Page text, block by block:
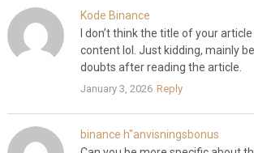
Kode Binance
I don’t think the title of your
content lol. Just kidding, mainly
doubts after reading the article.
January 3, 2026 Reply
binance h"anvisningsbonus